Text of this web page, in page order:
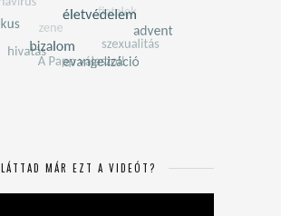
LÁTTAD MÁR EZT A VIDEÓT?